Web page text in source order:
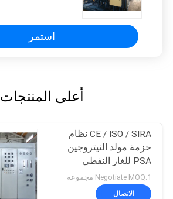
استمر
أعلى المنتجات
CE / ISO / SIRA نظام
حزمة مولد النيتروجين
PSA للغاز النفطي
Negotiate MOQ:1 مجموعة
الاتصال